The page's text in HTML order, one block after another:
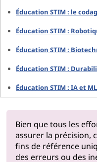
Éducation STIM : le
Éducation STIM :
Éducation STIM :
Éducation STIM :
Éducation STIM : IA et ML
Bien que tous les
assurer la précision,
fins de référence
des erreurs ou des